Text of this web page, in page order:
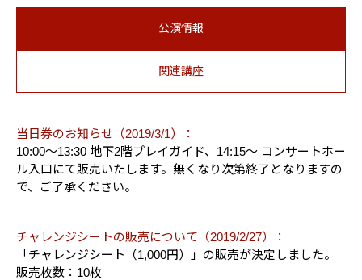
公演情報
関連講座
当日券のお知らせ（2019/3/1）：
10:00～13:30 地下2階プレイガイド、14:15～ コンサートホー
ル入口にて販売いたします。無くなり次第終了となりますの
で、ご了承ください。
チャレンジシートの販売について（2019/2/27）：
「チャレンジシート（1,000円）」の販売が決定しました。
販売枚数：10枚